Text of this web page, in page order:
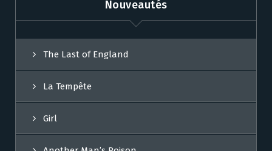
Nouveautés
The Last of England
La Tempête
Girl